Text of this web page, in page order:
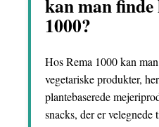
kan man finde
1000?
Hos Rema 1000 kan
vegetariske produkter,
plantebaserede
snacks, der er velegnede